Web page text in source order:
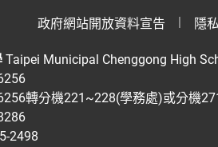
政府網站開放資料宣告 隱
Taipei Municipal Chenggong High
轉分機221~228(學務處)或分機
2498